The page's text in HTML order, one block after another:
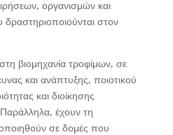
οργανισμών και
στον
βιομηχανία τροφίμων, σε
και ανάπτυξης, ποιοτικού
και διοίκησης
έχουν τη
σε δομές που